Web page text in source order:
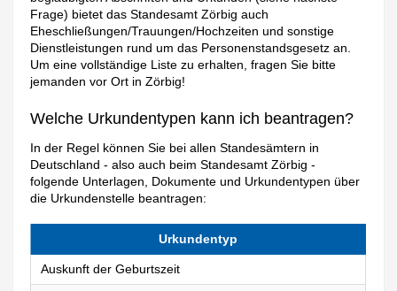
Frage) bietet das Standesamt Zörbig auch
Eheschließungen/Trauungen/Hochzeiten und sonstige
Dienstleistungen rund um das Personenstandsgesetz an.
Um eine vollständige Liste zu erhalten, fragen Sie bitte
jemanden vor Ort in Zörbig!
Welche Urkundentypen kann ich beantragen?
In der Regel können Sie bei allen Standesämtern in
Deutschland - also auch beim Standesamt Zörbig -
folgende Unterlagen, Dokumente und Urkundentypen über
die Urkundenstelle beantragen:
Urkundentyp
Auskunft der Geburtszeit